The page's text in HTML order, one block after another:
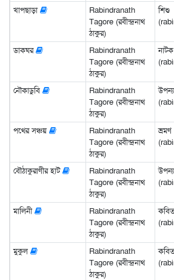
খাপছাড়া
Rabindranath
Tagore (রবীন্দ্রনাথ
ঠাকুর)
শিশু
ডাকঘর
Rabindranath
Tagore (রবীন্দ্রনাথ
ঠাকুর)
নাটক
নৌকাডুবি
Rabindranath
Tagore (রবীন্দ্রনাথ
ঠাকুর)
পথের সঞ্চয়
Rabindranath
Tagore (রবীন্দ্রনাথ
ঠাকুর)
ভ্রমণ
বৌঠাকুরাণীর হাট
Rabindranath
Tagore (রবীন্দ্রনাথ
ঠাকুর)
মালিনী
Rabindranath
Tagore (রবীন্দ্রনাথ
ঠাকুর)
মুকুল
Rabindranath
Tagore (রবীন্দ্রনাথ
ঠাকুর)